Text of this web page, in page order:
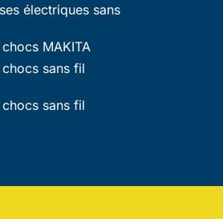
électriques sans
MAKITA
sans fil
sans fil